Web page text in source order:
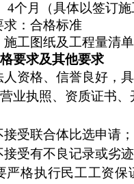
4个月（具体以签订
求：合格标准
施工图纸及工程量清
要求及其他要求
人资格、信誉良好，
业执照、资质证书
接受联合体比选申请
接受有不良记录或劣
严格执行民工工资